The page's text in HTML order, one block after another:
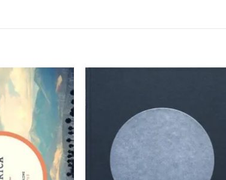
Ajouter